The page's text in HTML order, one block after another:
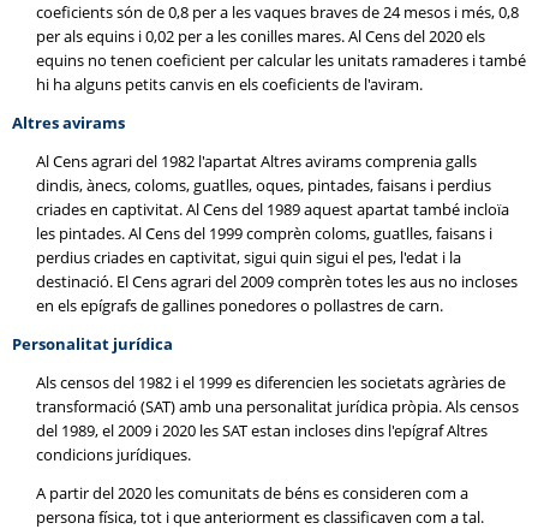
coeficients són de 0,8 per a les vaques braves de 24 mesos i més, 0,8
per als equins i 0,02 per a les conilles mares. Al Cens del 2020 els
equins no tenen coeficient per calcular les unitats ramaderes i també
hi ha alguns petits canvis en els coeficients de l'aviram.
Altres avirams
Al Cens agrari del 1982 l'apartat Altres avirams comprenia galls
dindis, ànecs, coloms, guatlles, oques, pintades, faisans i perdius
criades en captivitat. Al Cens del 1989 aquest apartat també incloïa
les pintades. Al Cens del 1999 comprèn coloms, guatlles, faisans i
perdius criades en captivitat, sigui quin sigui el pes, l'edat i la
destinació. El Cens agrari del 2009 comprèn totes les aus no incloses
en els epígrafs de gallines ponedores o pollastres de carn.
Personalitat jurídica
Als censos del 1982 i el 1999 es diferencien les societats agràries de
transformació (SAT) amb una personalitat jurídica pròpia. Als censos
del 1989, el 2009 i 2020 les SAT estan incloses dins l'epígraf Altres
condicions jurídiques.
A partir del 2020 les comunitats de béns es consideren com a
persona física, tot i que anteriorment es classificaven com a tal.